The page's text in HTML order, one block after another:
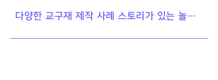
다양한 교구재 제작 사례 스토리가 있는 놀이나무 블로그!